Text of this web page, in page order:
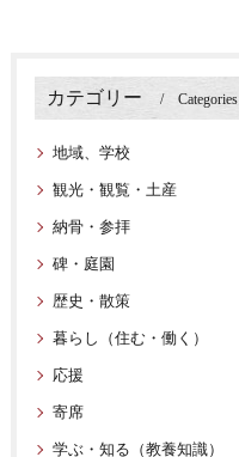
カテゴリー Categories
地域、学校
観光・観覧・土産
納骨・参拝
碑・庭園
歴史・散策
暮らし（住む・働く）
応援
寄席
学ぶ・知る（教養知識）